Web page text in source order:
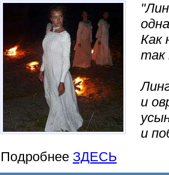
Как
так
и
и
Подробнее ЗДЕСЬ